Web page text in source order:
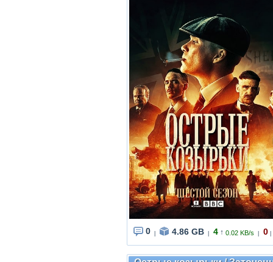
0 4.86 GB 4 ↑ 0.02 KB/s 0